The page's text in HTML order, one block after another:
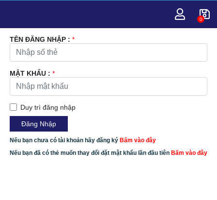
0
TÊN ĐĂNG NHẬP : *
MẬT KHẨU : *
Duy trì đăng nhập
Nếu bạn chưa có tài khoản hãy đăng ký Bấm vào đây
Nếu bạn đã có thẻ muốn thay đổi đặt mật khẩu lần đầu tiên Bấm vào đây